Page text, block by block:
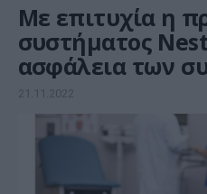
Με επιτυχία η
συστήματος
ασφάλεια των
21.11.2022